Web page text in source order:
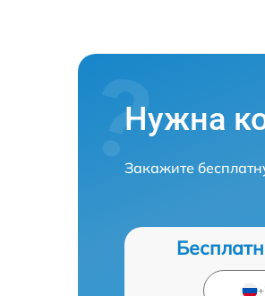
Нужна
Закажите